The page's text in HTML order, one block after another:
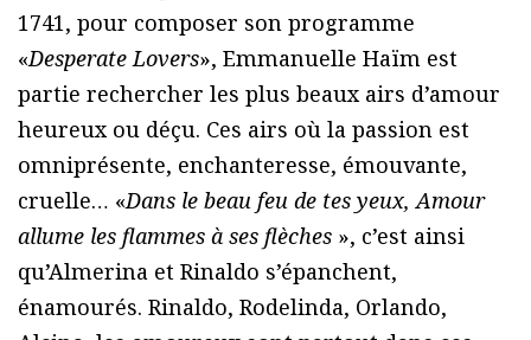
1741, pour composer son programme
«Desperate Lovers», Emmanuelle Haïm est
partie rechercher les plus beaux airs d’amour
heureux ou déçu. Ces airs où la passion est
omniprésente, enchanteresse, émouvante,
cruelle… «Dans le beau feu de tes yeux, Amour
allume les flammes à ses flèches », c’est ainsi
qu’Almerina et Rinaldo s’épanchent,
énamourés. Rinaldo, Rodelinda, Orlando,